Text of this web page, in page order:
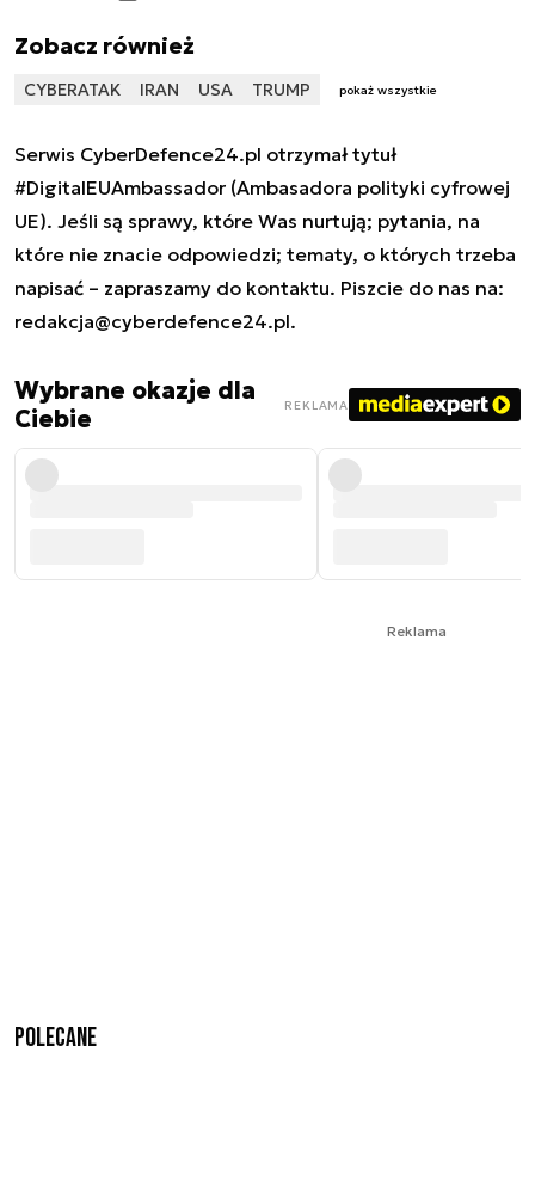
Zobacz również
CYBERATAK IRAN USA TRUMP pokaż wszystkie
Serwis CyberDefence24.pl otrzymał tytuł
#DigitalEUAmbassador (Ambasadora polityki cyfrowej
UE). Jeśli są sprawy, które Was nurtują; pytania, na
które nie znacie odpowiedzi; tematy, o których trzeba
napisać – zapraszamy do kontaktu. Piszcie do nas na:
redakcja@cyberdefence24.pl.
Wybrane okazje dla
Ciebie
REKLAMA
Reklama
Polecane